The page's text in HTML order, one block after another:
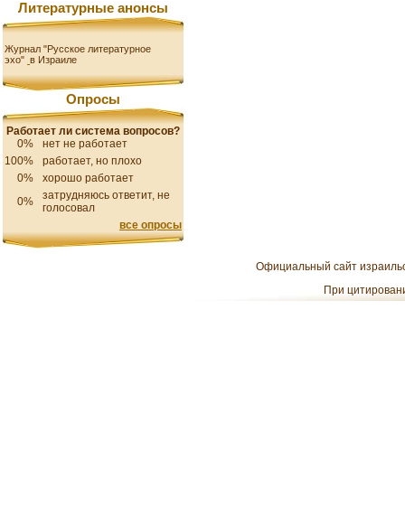
Литературные анонсы
Журнал "Русское литературное
эхо" в Израиле
Опросы
Работает ли система вопросов?
0%
нет не работает
100%
работает, но плохо
0%
хорошо работает
0%
затрудняюсь ответит, не
голосовал
все опросы
Официальный сайт
При